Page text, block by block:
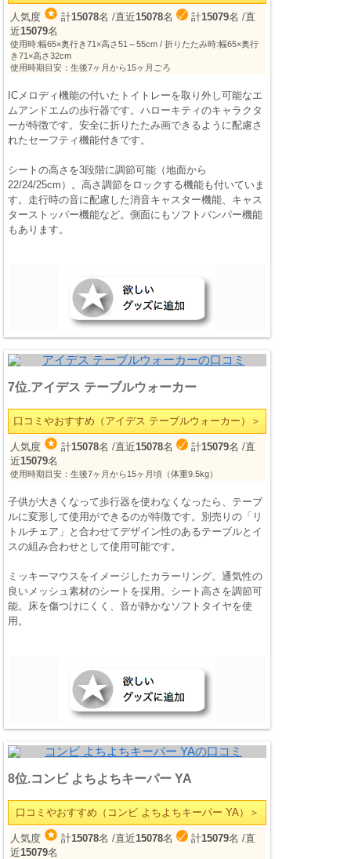
人気度
計15078名 /直近15078名 計15079名 /直
近15079名
使用時:幅65×奥行き71×高さ51～55cm / 折りたたみ時:幅65×奥行
き71×高さ32cm
使用時期目安：生後7ヶ月から15ヶ月ごろ
ICメロディ機能の付いたトイトレーを取り外し可能なエ
ムアンドエムの歩行器です。ハローキティのキャラクタ
ーが特徴です。安全に折りたたみ画できるように配慮さ
れたセーフティ機能付きです。
シートの高さを3段階に調節可能（地面から
22/24/25cm）。高さ調節をロックする機能も付いていま
す。走行時の音に配慮した消音キャスター機能、キャス
ターストッパー機能など。側面にもソフトバンパー機能
もあります。
7位.アイデス テーブルウォーカー
口コミやおすすめ（アイデス テーブルウォーカー）＞
人気度 計15078名 /直近15078名 計15079名 /直
近15079名
使用時期目安：生後7ヶ月から15ヶ月頃（体重9.5kg）
子供が大きくなって歩行器を使わなくなったら、テーブ
ルに変形して使用ができるのが特徴です。別売りの「リ
トルチェア」と合わせてデザイン性のあるテーブルとイ
スの組み合わせとして使用可能です。
ミッキーマウスをイメージしたカラーリング。通気性の
良いメッシュ素材のシートを採用。シート高さを調節可
能。床を傷つけにくく、音が静かなソフトタイヤを使
用。
8位.コンビ よちよちキーパー YA
口コミやおすすめ（コンビ よちよちキーパー YA）＞
人気度 計15078名 /直近15078名 計15079名 /直
近15079名